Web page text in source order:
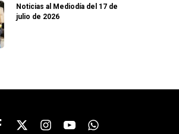
Noticias al Mediodía del 17 de
julio de 2026